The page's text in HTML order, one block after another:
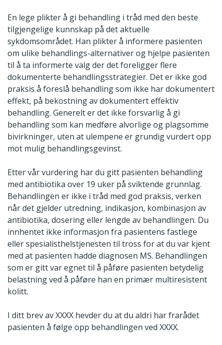
En lege plikter å gi behandling i tråd med den beste
tilgjengelige kunnskap på det aktuelle
sykdomsområdet. Han plikter å informere pasienten
om ulike behandlings-alternativer og hjelpe pasienten
til å ta informerte valg der det foreligger flere
dokumenterte behandlingsstrategier. Det er ikke god
praksis å foreslå behandling som ikke har dokumentert
effekt, på bekostning av dokumentert effektiv
behandling. Generelt er det ikke forsvarlig å gi
behandling som kan medføre alvorlige og plagsomme
bivirkninger, uten at ulempene er grundig vurdert opp
mot mulig behandlingsgevinst.
Etter vår vurdering har du gitt pasienten behandling
med antibiotika over 19 uker på sviktende grunnlag.
Behandlingen er ikke i tråd med god praksis, verken
når det gjelder utredning, indikasjon, kombinasjon av
antibiotika, dosering eller lengde av behandlingen. Du
innhentet ikke informasjon fra pasientens fastlege
eller spesialisthelstjenesten til tross for at du var kjent
med at pasienten hadde diagnosen MS. Behandlingen
som er gitt var egnet til å påføre pasienten betydelig
belastning ved å påføre han en primær multiresistent
kolitt.
I ditt brev av XXXX hevder du at du aldri har frarådet
pasienten å følge opp behandlingen ved XXXX.